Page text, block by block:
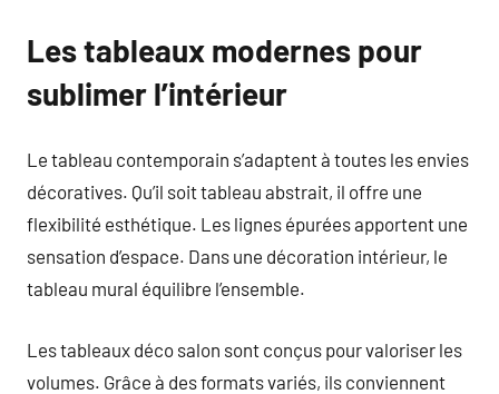
Les tableaux modernes pour
sublimer l’intérieur
Le tableau contemporain s’adaptent à toutes les envies
décoratives. Qu’il soit tableau abstrait, il offre une
flexibilité esthétique. Les lignes épurées apportent une
sensation d’espace. Dans une décoration intérieur, le
tableau mural équilibre l’ensemble.
Les tableaux déco salon sont conçus pour valoriser les
volumes. Grâce à des formats variés, ils conviennent